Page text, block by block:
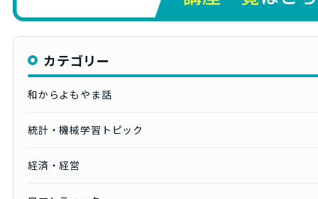
カテゴリー
和からよもやま話
統計・機械学習トピック
経済・経営